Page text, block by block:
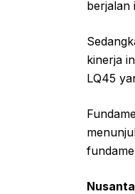
berjalan
kinerja
LQ45